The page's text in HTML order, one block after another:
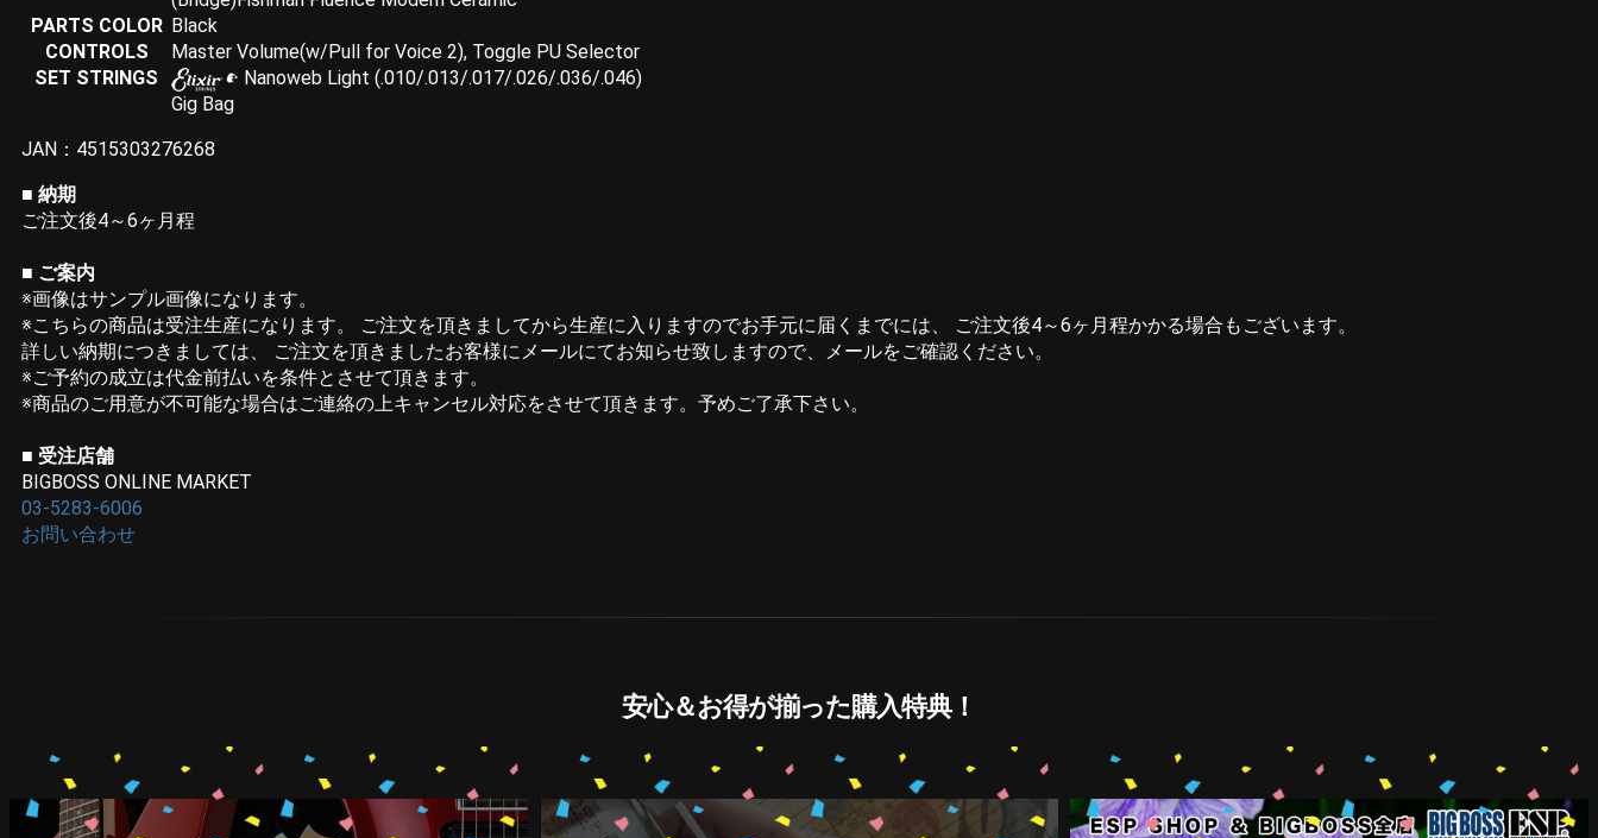
PARTS COLOR Black
CONTROLS
Master Volume(w/Pull for Voice 2), Toggle PU Selector
SET STRINGS
Nanoweb Light (.010/.013/.017/.026/.036/.046)
Gig Bag
JAN：4515303276268
■ 納期
ご注文後4～6ヶ月程
■ ご案内
※画像はサンプル画像になります。
※こちらの商品は受注生産になります。 ご注文を頂きましてから生産に入りますのでお手元に届くまでには、 ご注文後4～6ヶ月程かかる場合もございます。
詳しい納期につきましては、 ご注文を頂きましたお客様にメールにてお知らせ致しますので、メールをご確認ください。
※ご予約の成立は代金前払いを条件とさせて頂きます。
※商品のご用意が不可能な場合はご連絡の上キャンセル対応をさせて頂きます。予めご了承下さい。
■ 受注店舗
BIGBOSS ONLINE MARKET
03-5283-6006
お問い合わせ
安心＆お得が揃った購入特典！